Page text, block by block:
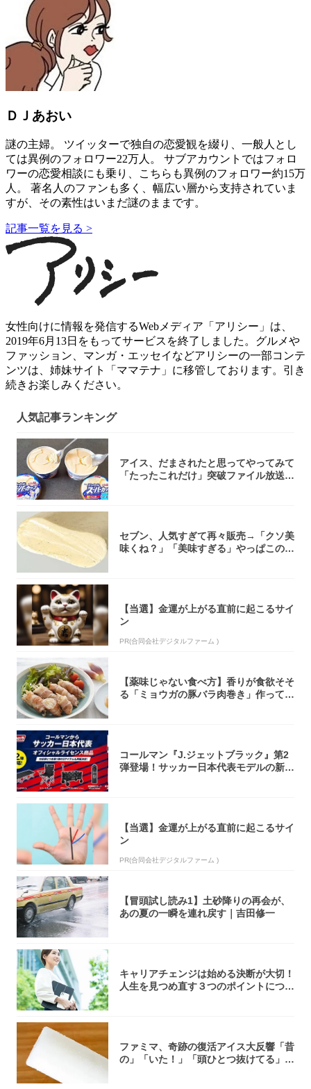
ＤＪあおい
謎の主婦。 ツイッターで独自の恋愛観を綴り、一般人とし
ては異例のフォロワー22万人。 サブアカウントではフォロ
ワーの恋愛相談にも乗り、こちらも異例のフォロワー約15万
人。 著名人のファンも多く、幅広い層から支持されていま
すが、その素性はいまだ謎のままです。
記事一覧を見る >
女性向けに情報を発信するWebメディア「アリシー」は、
2019年6月13日をもってサービスを終了しました。グルメや
ファッション、マンガ・エッセイなどアリシーの一部コンテ
ンツは、姉妹サイト「ママテナ」に移管しております。引き
続きお楽しみください。
人気記事ランキング
アイス、だまされたと思ってやってみて
「たったこれだけ」突破ファイル放送で
セブン、人気すぎて再々販売→「クソ美
味くね？」「美味すぎる」やっぱこのク
【当選】金運が上がる直前に起こるサイ
ン
PR(合同会社デジタルファーム )
【薬味じゃない食べ方】香りが食欲そそ
る「ミョウガの豚バラ肉巻き」作ってみ
コールマン『J.ジェットブラック』第2
弾登場！サッカー日本代表モデルの新作
【当選】金運が上がる直前に起こるサイ
ン
PR(合同会社デジタルファーム )
【冒頭試し読み1】土砂降りの再会が、
あの夏の一瞬を連れ戻す｜吉田修一
キャリアチェンジは始める決断が大切！
人生を見つめ直す３つのポイントについ
ファミマ、奇跡の復活アイス大反響「昔
の」「いた！」「頭ひとつ抜けてる」